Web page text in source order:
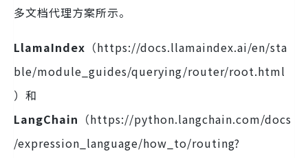
多文档代理方案所示。
LlamaIndex （https://docs.llamaindex.ai/en/sta
ble/module_guides/querying/router/root.html
）和
LangChain （https://python.langchain.com/docs
/expression_language/how_to/routing?